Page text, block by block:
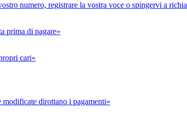
numero, registrare la vostra voce o spingervi a
prima di pagare»
cari»
modificate dirottano i pagamenti»